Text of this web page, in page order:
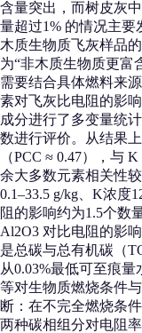
含量突出，而树皮灰
量超过1% 的情况主
木质生物质飞灰样品
为“非木质生物质更富
需要结合具体燃料来
素对飞灰比电阻的影
成分进行了多变量统
数进行评价。从结果
（PCC ≈ 0.47），与
余大多数元素相关性
0.1–33.5 g/kg、K浓度
阻的影响约为1.5个数
Al2O3 对比电阻的影
是总碳与总有机碳（
从0.03%最低可至痕量
等对生物质燃烧条件
断：在不完全燃烧条
两种碳相组分对电阻